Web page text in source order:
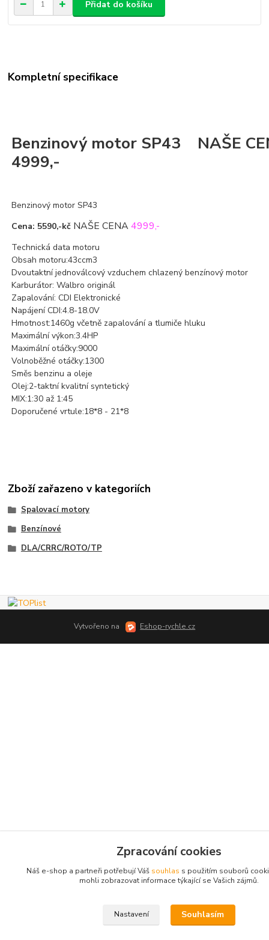
Přidat do košíku
Kompletní specifikace
Benzinový motor SP43 NAŠE
4999,-
Benzinový motor SP43
Cena: 5590,-kč NAŠE CENA4999,-
Technická data motoru
Obsah motoru:43ccm3
Dvoutaktní jednoválcový vzduchem chlazený benzínový motor
Karburátor: Walbro originál
Zapalování: CDI Elektronické
Napájení CDI:4.8-18.0V
Hmotnost:1460g včetně zapalování a tlumiče hluku
Maximální výkon:3.4HP
Maximální otáčky:9000
Volnoběžné otáčky:1300
Směs benzinu a oleje
Olej:2-taktní kvalitní syntetický
MIX:1:30 až 1:45
Doporučené vrtule:18*8 - 21*8
Zboží zařazeno v kategoriích
Spalovací motory
Benzínové
DLA/CRRC/ROTO/TP
Vytvořeno na Eshop-rychle.cz
Zpracování cookies
Náš e-shop a partneři potřebují Váš souhlas s použitím souborů
mohli zobrazovat informace týkající se Vašich zájmů.
Nastavení Souhlasím